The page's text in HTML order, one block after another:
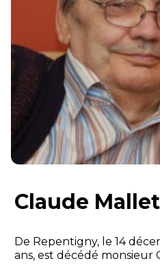
Claude Mallet
De Repentigny, le 14
ans, est décédé monsieur